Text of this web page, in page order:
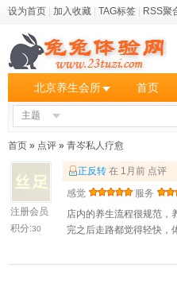
设为首页 加入收藏 TAG标签 RSS聚
北京养生会所 首页
主题
首页 » 点评 » 青岑私人疗愈
注册会员
积分:30
正反转 在 1月前 点评
感觉
服务
店内的养生流程很规范，
完之后走路都觉得轻快，